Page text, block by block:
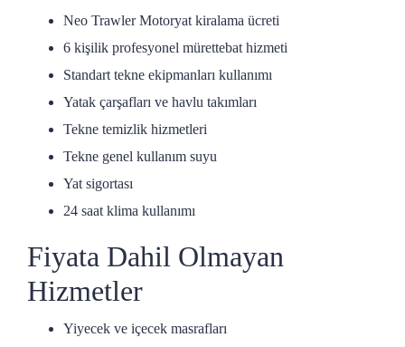
Neo Trawler Motoryat kiralama ücreti
6 kişilik profesyonel mürettebat hizmeti
Standart tekne ekipmanları kullanımı
Yatak çarşafları ve havlu takımları
Tekne temizlik hizmetleri
Tekne genel kullanım suyu
Yat sigortası
24 saat klima kullanımı
Fiyata Dahil Olmayan
Hizmetler
Yiyecek ve içecek masrafları